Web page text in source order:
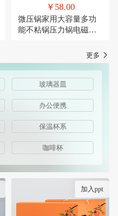
￥58.00
微压锅家用大容量多功
能不粘锅压力锅电磁炉
更多
玻璃器皿
办公便携
保温杯系
咖啡杯
加入ppt